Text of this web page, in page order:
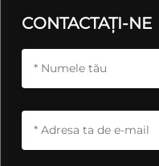
CONTACTAȚI-NE